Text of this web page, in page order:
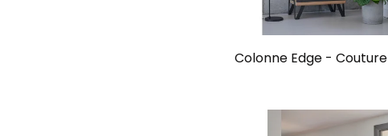
Colonne Edge - Couture